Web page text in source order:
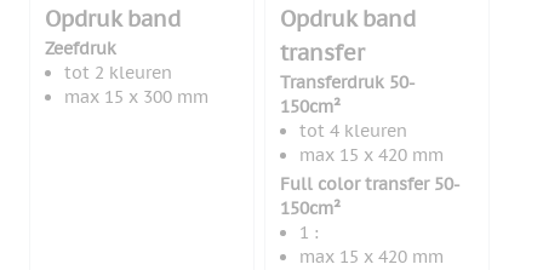
Opdruk band
Zeefdruk
tot 2 kleuren
max 15 x 300 mm
Opdruk band
transfer
Transferdruk 50-
150cm²
tot 4 kleuren
max 15 x 420 mm
Full color transfer 50-
150cm²
1 :
max 15 x 420 mm